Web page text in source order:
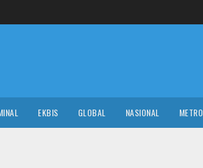
EKBIS GLOBAL NASIONAL METRO